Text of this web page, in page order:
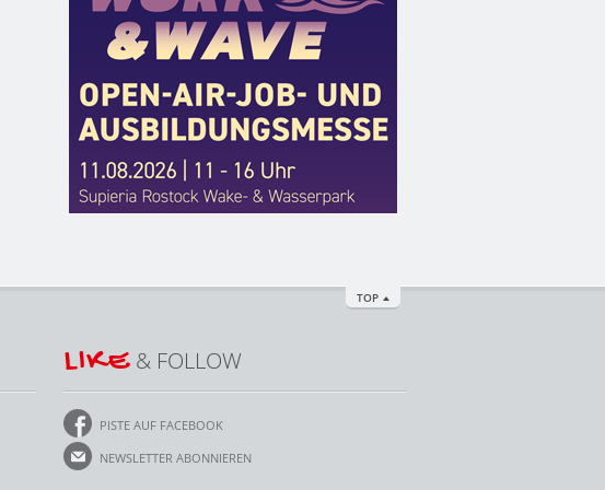
TOP
LIKE& FOLLOW
PISTE AUF FACEBOOK
NEWSLETTER ABONNIEREN